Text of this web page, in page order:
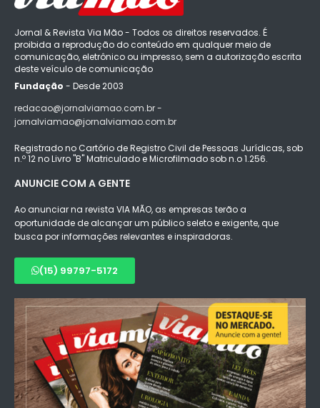
Jornal & Revista Via Mão - Todos os direitos reservados. É
proibida a reprodução do conteúdo em qualquer meio de
comunicação, eletrônico ou impresso, sem a autorização escrita
deste veículo de comunicação
Fundação - Desde 2003
redacao@jornalviamao.com.br -
jornalviamao@jornalviamao.com.br
Registrado no Cartório de Registro Civil de Pessoas Jurídicas, sob
n.º 12 no Livro "B" Matriculado e Microfilmado sob n.o 1.256.
ANUNCIE COM A GENTE
Ao anunciar na revista VIA MÃO, as empresas terão a
oportunidade de alcançar um público seleto e exigente, que
busca por informações relevantes e inspiradoras.
(15) 99797-5172